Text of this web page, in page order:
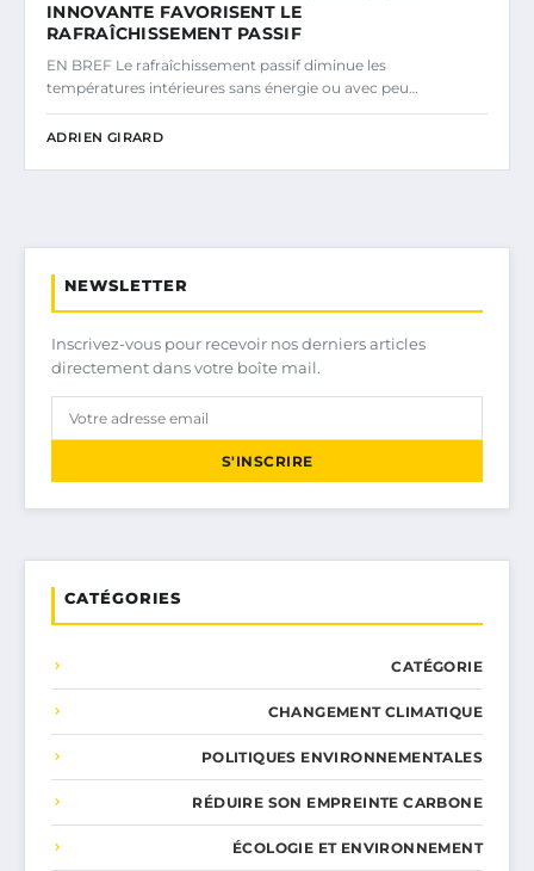
INNOVANTE FAVORISENT LE
RAFRAÎCHISSEMENT PASSIF
EN BREF Le rafraîchissement passif diminue les
températures intérieures sans énergie ou avec peu…
ADRIEN GIRARD
NEWSLETTER
Inscrivez-vous pour recevoir nos derniers articles
directement dans votre boîte mail.
S'INSCRIRE
CATÉGORIES
CATÉGORIE
CHANGEMENT CLIMATIQUE
POLITIQUES ENVIRONNEMENTALES
RÉDUIRE SON EMPREINTE CARBONE
ÉCOLOGIE ET ENVIRONNEMENT